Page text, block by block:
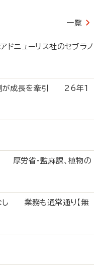
一覧
ニューリス社のセブラノ
剤が成長を牽引 26年1
厚労省・監麻課、植物の
し 業務も通常通り【無